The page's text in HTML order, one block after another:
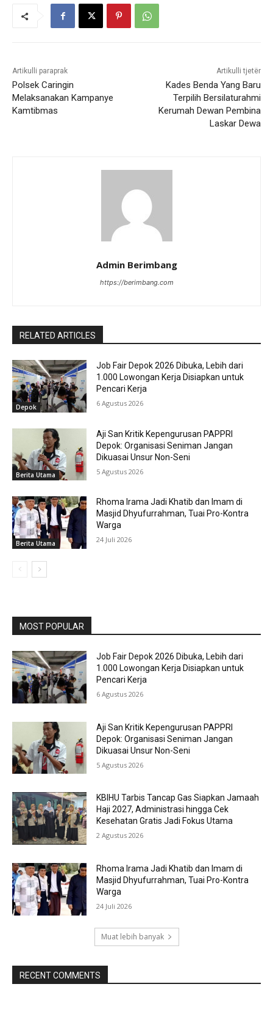
Artikulli paraprak
Polsek Caringin
Melaksanakan Kampanye
Kamtibmas
Artikulli tjetër
Kades Benda Yang Baru
Terpilih Bersilaturahmi
Kerumah Dewan Pembina
Laskar Dewa
Admin Berimbang
https://berimbang.com
RELATED ARTICLES
Depok
Job Fair Depok 2026 Dibuka, Lebih dari
1.000 Lowongan Kerja Disiapkan untuk
Pencari Kerja
6 Agustus 2026
Berita Utama
Aji San Kritik Kepengurusan PAPPRI
Depok: Organisasi Seniman Jangan
Dikuasai Unsur Non-Seni
5 Agustus 2026
Berita Utama
Rhoma Irama Jadi Khatib dan Imam di
Masjid Dhyufurrahman, Tuai Pro-Kontra
Warga
24 Juli 2026
MOST POPULAR
Job Fair Depok 2026 Dibuka, Lebih dari
1.000 Lowongan Kerja Disiapkan untuk
Pencari Kerja
6 Agustus 2026
Aji San Kritik Kepengurusan PAPPRI
Depok: Organisasi Seniman Jangan
Dikuasai Unsur Non-Seni
5 Agustus 2026
KBIHU Tarbis Tancap Gas Siapkan Jamaah
Haji 2027, Administrasi hingga Cek
Kesehatan Gratis Jadi Fokus Utama
2 Agustus 2026
Rhoma Irama Jadi Khatib dan Imam di
Masjid Dhyufurrahman, Tuai Pro-Kontra
Warga
24 Juli 2026
Muat lebih banyak
RECENT COMMENTS